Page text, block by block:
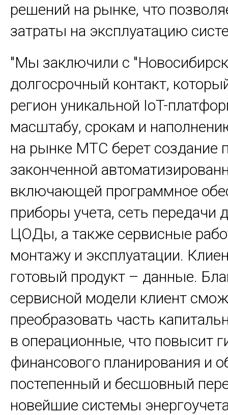
решений на рынке, что
затраты на эксплуатацию
"Мы заключили с
долгосрочный контакт,
регион уникальной IoT-
масштабу, срокам и
на рынке МТС берет создание
законченной
включающей программное
приборы учета, сеть передачи
ЦОДы, а также сервисные
монтажу и эксплуатации.
готовый продукт – данные.
сервисной модели клиент
преобразовать часть
в операционные, что повысит
финансового планирования и
постепенный и бесшовный
новейшие системы